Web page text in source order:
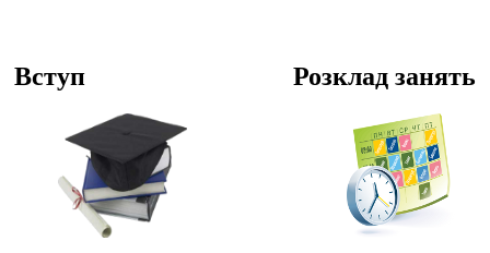
Вступ Розклад занять